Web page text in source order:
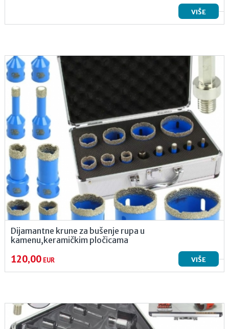
VIŠE
Dijamantne krune za bušenje rupa u
kamenu,keramičkim pločicama
120,00EUR VIŠE